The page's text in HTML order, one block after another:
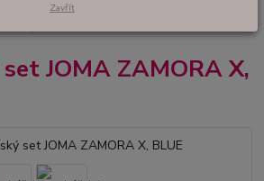
brankáři
X, BLUE
JOMA ZAMORA X,
Zavřít